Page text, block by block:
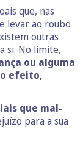
que, nas
levar ao roubo
outras
si. No limite,
ou alguma
efeito,
que mal-
para a sua